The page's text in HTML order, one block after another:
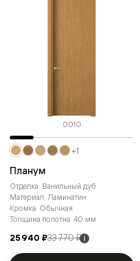
0010
Планум
Отделка: Ванильный дуб
Материал: Ламинатин
Кромка: Обычная
Толщина полотна: 40 мм
25 940 ₽33 770 ₽ i
+1